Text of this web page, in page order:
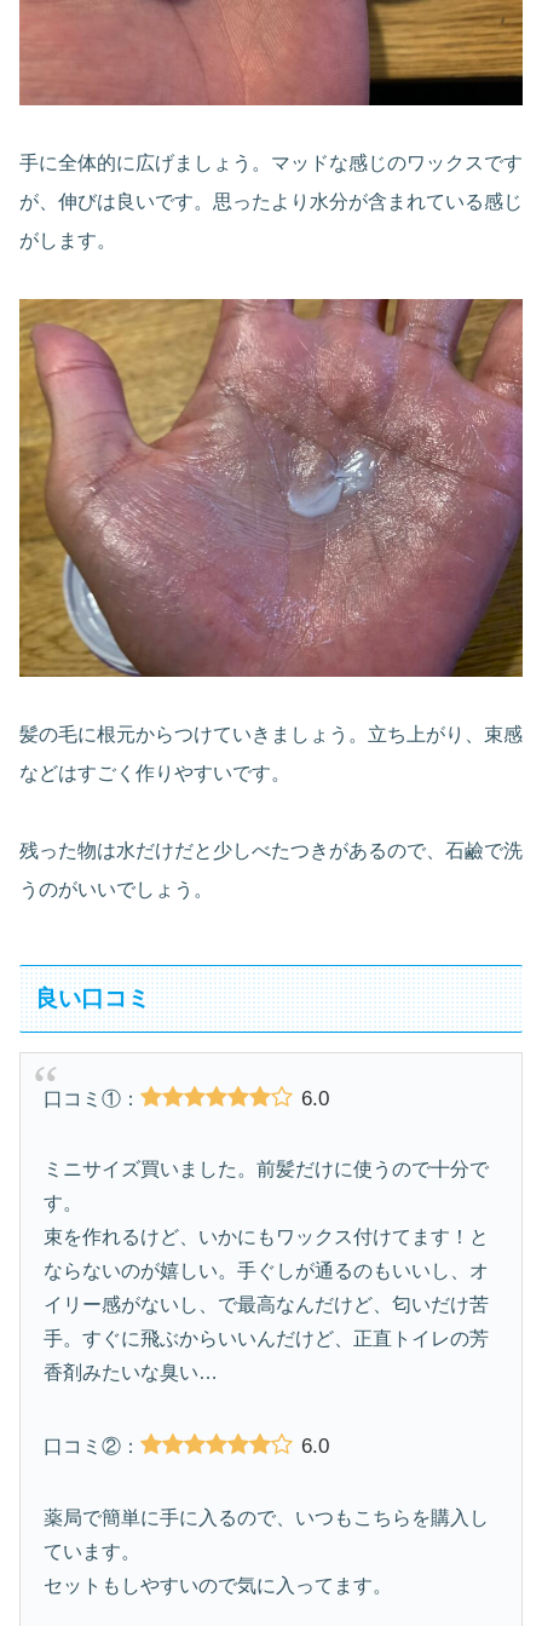
手に全体的に広げましょう。マッドな感じのワックスです
が、伸びは良いです。思ったより水分が含まれている感じ
がします。
髪の毛に根元からつけていきましょう。立ち上がり、束感
などはすごく作りやすいです。
残った物は水だけだと少しべたつきがあるので、石鹼で洗
うのがいいでしょう。
良い口コミ
口コミ①： 6.0
ミニサイズ買いました。前髪だけに使うので十分で
す。
束を作れるけど、いかにもワックス付けてます！と
ならないのが嬉しい。手ぐしが通るのもいいし、オ
イリー感がないし、で最高なんだけど、匂いだけ苦
手。すぐに飛ぶからいいんだけど、正直トイレの芳
香剤みたいな臭い…
口コミ②： 6.0
薬局で簡単に手に入るので、いつもこちらを購入し
ています。
セットもしやすいので気に入ってます。